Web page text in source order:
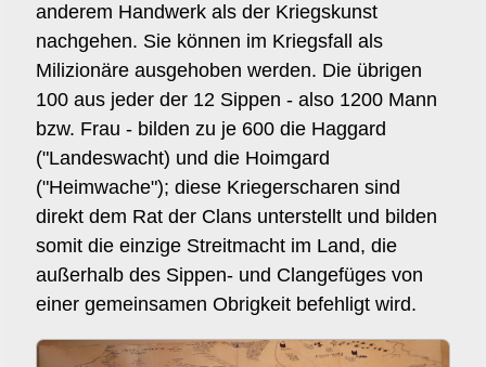
anderem Handwerk als der Kriegskunst
nachgehen. Sie können im Kriegsfall als
Milizionäre ausgehoben werden. Die übrigen
100 aus jeder der 12 Sippen - also 1200 Mann
bzw. Frau - bilden zu je 600 die Haggard
("Landeswacht) und die Hoimgard
("Heimwache"); diese Kriegerscharen sind
direkt dem Rat der Clans unterstellt und bilden
somit die einzige Streitmacht im Land, die
außerhalb des Sippen- und Clangefüges von
einer gemeinsamen Obrigkeit befehligt wird.